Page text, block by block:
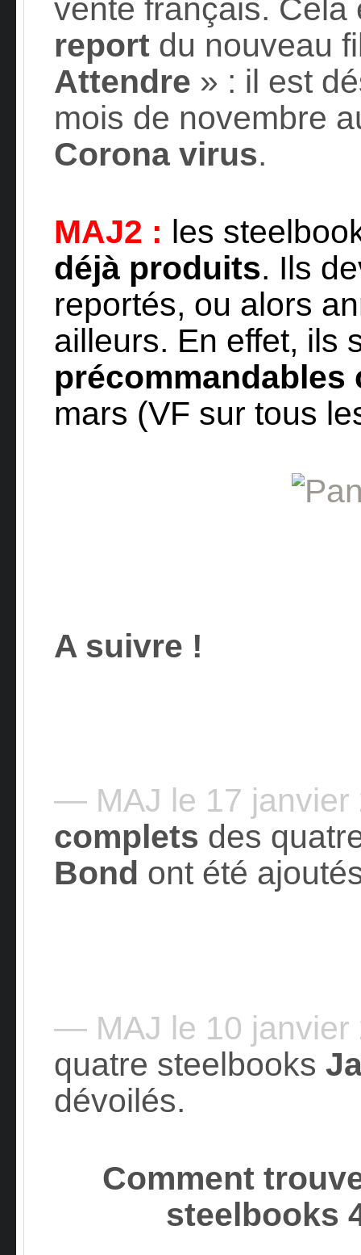
vente français. Cela
report du nouveau
Attendre » : il est
mois de novembre
Corona virus.
MAJ2 : les
déjà produits. Ils
reportés, ou alors
ailleurs. En effet, ils
précommandables
mars (VF sur tous
A suivre !
— MAJ le 17
complets des
Bond ont été
— MAJ le 10
quatre steelbooks
dévoilés.
Comment
steelbooks